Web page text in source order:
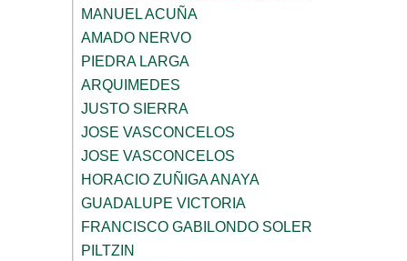
MANUEL ACUÑA
AMADO NERVO
PIEDRA LARGA
ARQUIMEDES
JUSTO SIERRA
JOSE VASCONCELOS
JOSE VASCONCELOS
HORACIO ZUÑIGA ANAYA
GUADALUPE VICTORIA
FRANCISCO GABILONDO SOLER
PILTZIN